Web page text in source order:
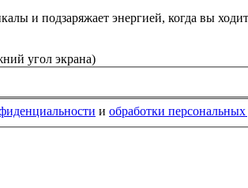
и подзаряжает энергией, когда вы
угол экрана)
и обработки